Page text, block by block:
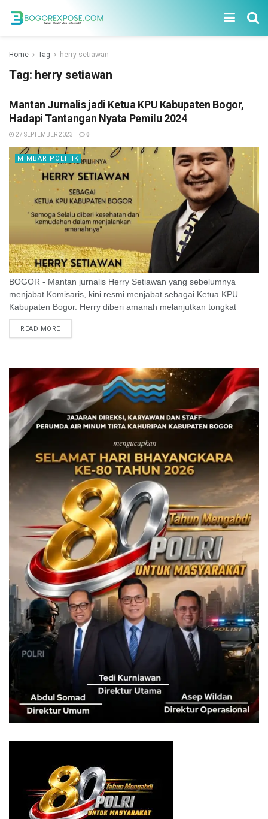
Home Tag herry setiawan
Tag: herry setiawan
Mantan Jurnalis jadi Ketua KPU Kabupaten Bogor,
Hadapi Tantangan Nyata Pemilu 2024
27 SEPTEMBER 2023 0
MIMBAR POLITIK
BOGOR - Mantan jurnalis Herry Setiawan yang sebelumnya
menjabat Komisaris, kini resmi menjabat sebagai Ketua KPU
Kabupaten Bogor. Herry diberi amanah melanjutkan tongkat
komando yang sebelumnya dinakhodai Ummi Wahyuni. Aktivis ...
READ MORE